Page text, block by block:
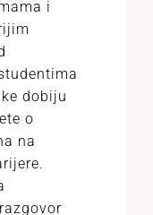
i
dobiju
o
na